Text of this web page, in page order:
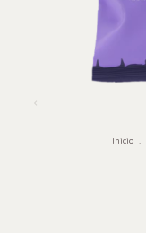
Inicio .